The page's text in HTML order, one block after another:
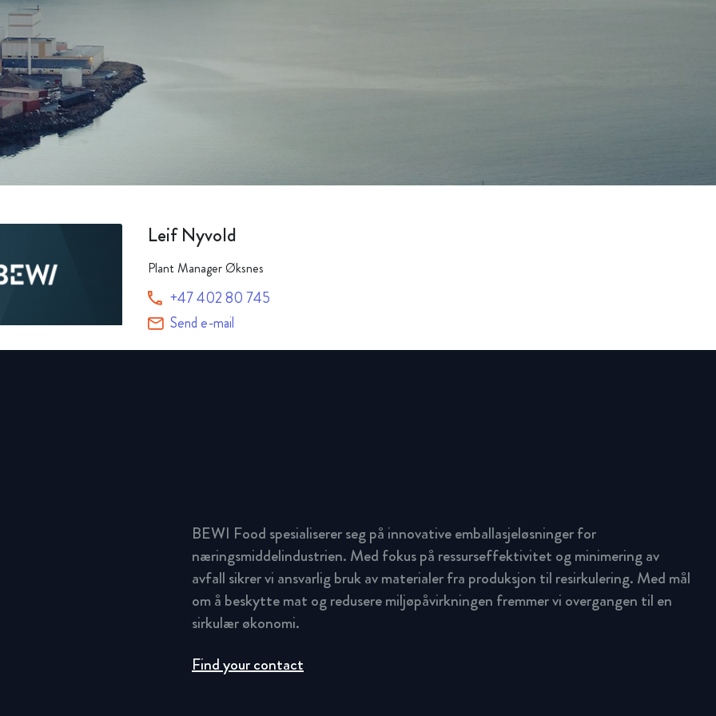
Alle produkter
Leif Nyvold
Plant Manager Øksnes
+47 402 80 745
Send e-mail
BEWI Food spesialiserer seg på innovative emballasjeløsninger for
næringsmiddelindustrien. Med fokus på ressurseffektivitet og minimering av
avfall sikrer vi ansvarlig bruk av materialer fra produksjon til resirkulering. Med mål
om å beskytte mat og redusere miljøpåvirkningen fremmer vi overgangen til en
sirkulær økonomi.
Find your contact